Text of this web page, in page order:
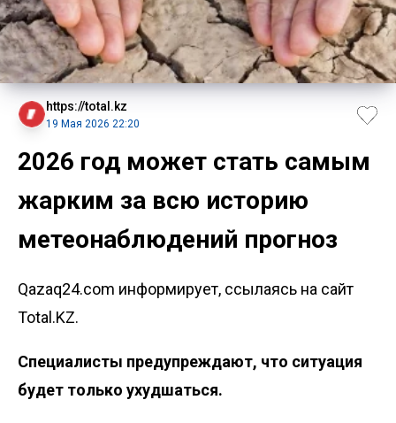
https://total.kz
19 Мая 2026 22:20
2026 год может стать самым
жарким за всю историю
метеонаблюдений прогноз
Qazaq24.com информирует, ссылаясь на сайт
Total.KZ.
Специалисты предупреждают, что ситуация
будет только ухудшаться.